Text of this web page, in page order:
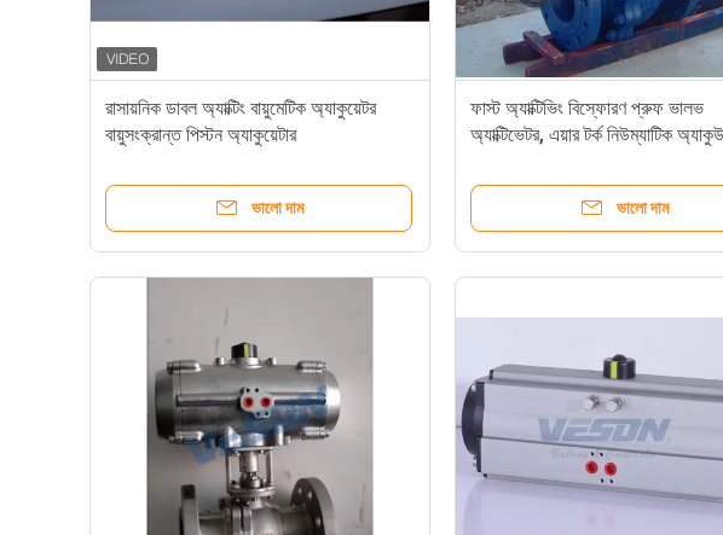
রাসায়নিক ডাবল অ্যাক্টিং বায়ুমেটিক অ্যাকুয়েটর
বায়ুসংক্রান্ত পিস্টন অ্যাকুয়েটার
ভালো দাম
ফাস্ট অ্যাক্টিভিং বিস্ফোরণ প্রুফ ভালভ
অ্যাক্টিভেটর, এয়ার টর্ক নিউম্যাটিক
ভালো দাম